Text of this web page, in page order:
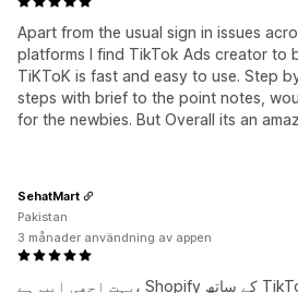
Apart from the usual sign in issues
platforms I find TikTok Ads creator to
TiKToK is fast and easy to use. Step
steps with brief to the point notes,
for the newbies. But Overall its an
بہت اچھی ایپ ہے، Shopify کے ساتھ TikTok کو integrate کرنا
SehatMart
Pakistan
3 månader användning av appen